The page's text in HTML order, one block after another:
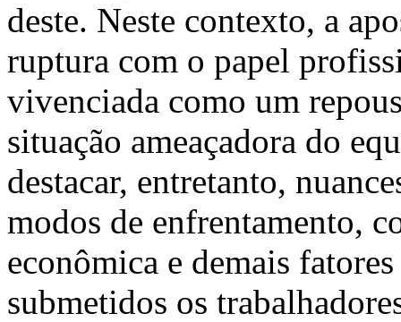
deste. Neste contexto, a
ruptura com o papel
vivenciada como um
situação ameaçadora do
destacar, entretanto,
modos de enfrentamento,
econômica e demais
submetidos os